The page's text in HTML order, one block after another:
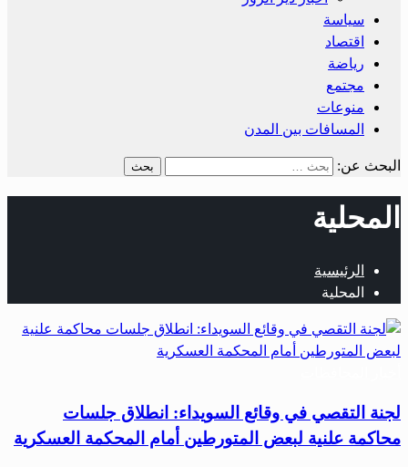
سياسة
اقتصاد
رياضة
مجتمع
منوعات
المسافات بين المدن
البحث عن:
المحلية
الرئيسية
المحلية
لجنة التقصي في وقائع السويداء: انطلاق جلسات
محاكمة علنية لبعض المتورطين أمام المحكمة العسكرية